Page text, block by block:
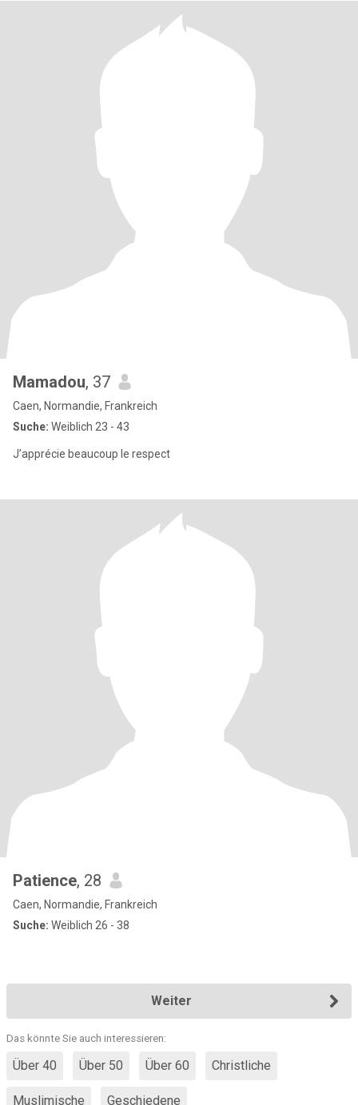
Mamadou, 37
Caen, Normandie, Frankreich
Suche: Weiblich 23 - 43
J’apprécie beaucoup le respect
Patience, 28
Caen, Normandie, Frankreich
Suche: Weiblich 26 - 38
Weiter
Das könnte Sie auch interessieren:
Über 40 Über 50 Über 60 Christliche
Muslimische Geschiedene